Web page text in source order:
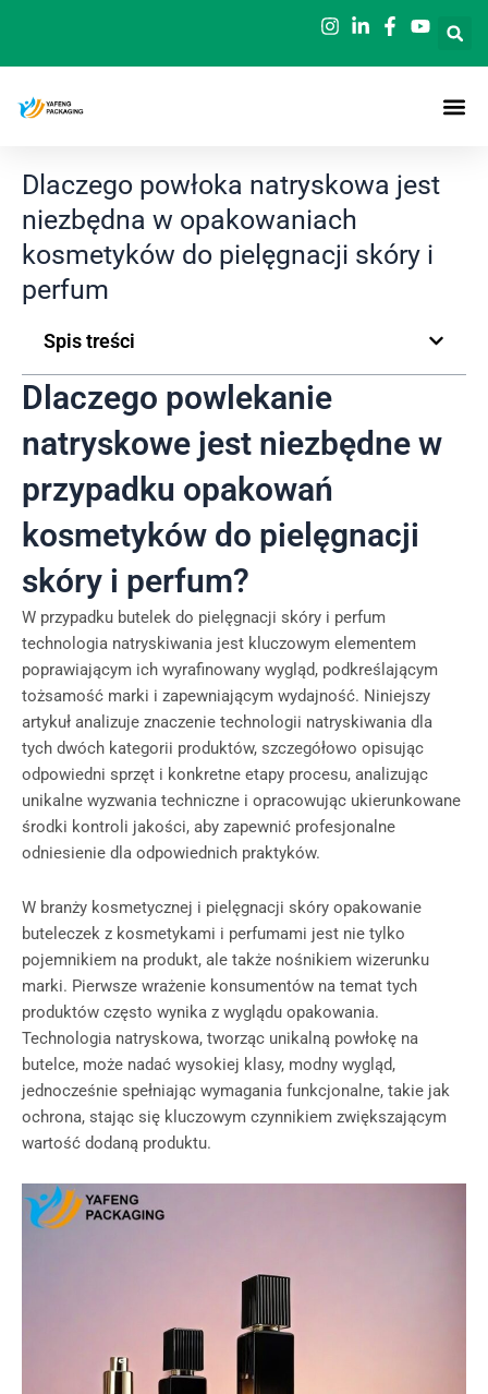
treści
Dlaczego powłoka natryskowa jest
niezbędna w opakowaniach
kosmetyków do pielęgnacji skóry i
perfum
Spis treści
Dlaczego powlekanie
natryskowe jest niezbędne w
przypadku opakowań
kosmetyków do pielęgnacji
skóry i perfum?
W przypadku butelek do pielęgnacji skóry i perfum
technologia natryskiwania jest kluczowym elementem
poprawiającym ich wyrafinowany wygląd, podkreślającym
tożsamość marki i zapewniającym wydajność. Niniejszy
artykuł analizuje znaczenie technologii natryskiwania dla
tych dwóch kategorii produktów, szczegółowo opisując
odpowiedni sprzęt i konkretne etapy procesu, analizując
unikalne wyzwania techniczne i opracowując ukierunkowane
środki kontroli jakości, aby zapewnić profesjonalne
odniesienie dla odpowiednich praktyków.
W branży kosmetycznej i pielęgnacji skóry opakowanie
buteleczek z kosmetykami i perfumami jest nie tylko
pojemnikiem na produkt, ale także nośnikiem wizerunku
marki. Pierwsze wrażenie konsumentów na temat tych
produktów często wynika z wyglądu opakowania.
Technologia natryskowa, tworząc unikalną powłokę na
butelce, może nadać wysokiej klasy, modny wygląd,
jednocześnie spełniając wymagania funkcjonalne, takie jak
ochrona, stając się kluczowym czynnikiem zwiększającym
wartość dodaną produktu.